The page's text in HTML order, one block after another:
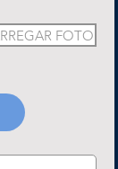
FOTO